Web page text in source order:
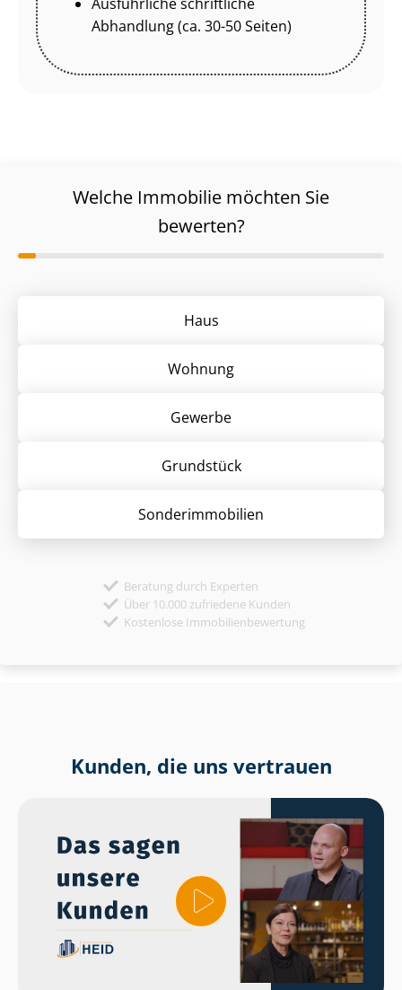
Abhandlung (ca. 30-50 Seiten)
Welche Immobilie möchten Sie
bewerten?
Haus
Wohnung
Gewerbe
Grund­stück
Sonder­immobilien
Beratung durch Experten
Über 10.000 zufriedene Kunden
Kostenlose Immobilienbewertung
Kunden, die uns vertrauen